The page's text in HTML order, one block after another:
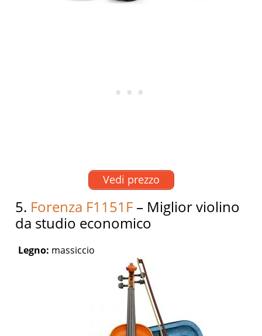
Vedi prezzo
5. Forenza F1151F – Miglior violino
da studio economico
Legno: massiccio